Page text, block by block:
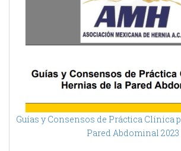
Guías y Consensos de Práctica Clínica
Pared Abdominal 2023